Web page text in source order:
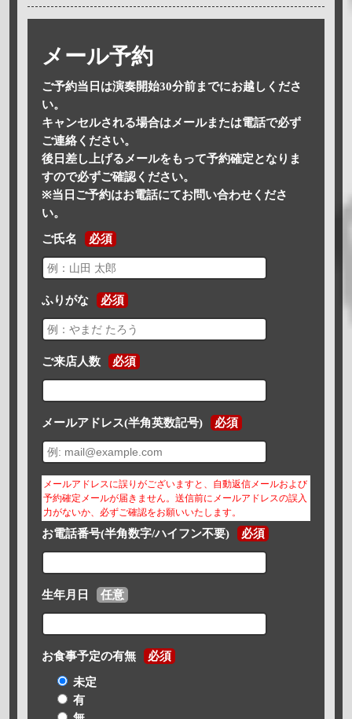
メール予約
ご予約当日は演奏開始30分前までにお越しくださ
い。
キャンセルされる場合はメールまたは電話で必ず
ご連絡ください。
後日差し上げるメールをもって予約確定となりま
すので必ずご確認ください。
※当日ご予約はお電話にてお問い合わせくださ
い。
ご氏名 必須
ふりがな 必須
ご来店人数 必須
メールアドレス(半角英数記号) 必須
メールアドレスに誤りがございますと、自動返信メールおよび
予約確定メールが届きません。送信前にメールアドレスの誤入
力がないか、必ずご確認をお願いいたします。
お電話番号(半角数字/ハイフン不要) 必須
生年月日 任意
お食事予定の有無 必須
未定
有